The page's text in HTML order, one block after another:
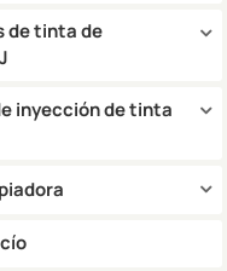
de tinta de
inyección de tinta